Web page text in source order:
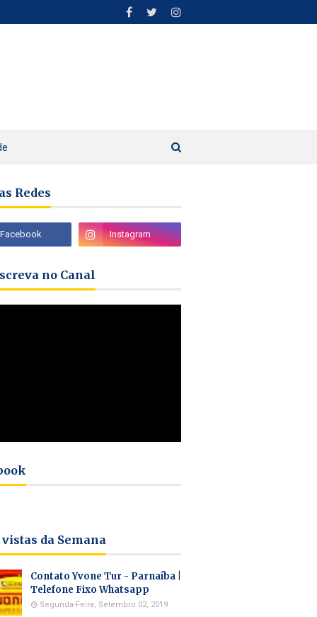
Redes
no Canal
da Semana
Contato Yvone Tur - Parnaíba |
Telefone Fixo Whatsapp
Segunda-Feira, Setembro 02, 2019